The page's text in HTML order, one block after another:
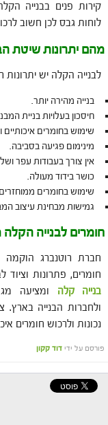
קירות פנים בבנייה
לוחות גבס לכן חשוב
מהם יתרונות שיטת
לבנייה הקלה יש יתרונות
בנייה מהירה יותר.
חיסכון בעלויות בניית
שימוש בחומרים
מינימום פגיעה בסביבה.
אין צורך בעבודות עפר
כושר בידוד מעולה.
שימוש בחומרים
גמישות מבחינת עיצוב
חומרים לבנייה
חומרים, פתרונות
בנייה קלה ומציעה
ולחברות הבנייה
נכונות ולרכוש חומרים
פורסם על ידי דוד קקון